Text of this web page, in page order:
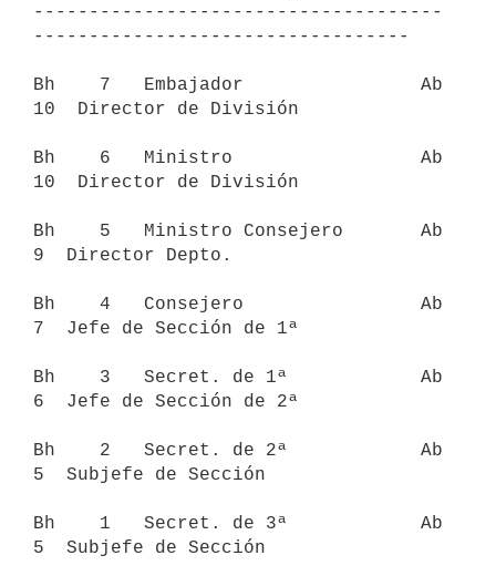
-------------------------------------
----------------------------------
Bh    7   Embajador                Ab
10  Director de División
Bh    6   Ministro                 Ab
10  Director de División
Bh    5   Ministro Consejero       Ab
9  Director Depto.
Bh    4   Consejero                Ab
7  Jefe de Sección de 1ª
Bh    3   Secret. de 1ª            Ab
6  Jefe de Sección de 2ª
Bh    2   Secret. de 2ª            Ab
5  Subjefe de Sección
Bh    1   Secret. de 3ª            Ab